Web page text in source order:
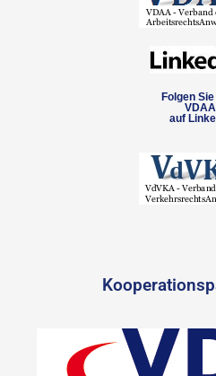
Folgen
VDAA
auf